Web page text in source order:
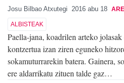
Josu Bilbao Atxutegi 2016 abu 18
ALBISTEAK
Paella-jana, koadrilen arteko
kontzertua izan ziren eguneko
sokamuturrarekin batera. Gainera,
ere aldarrikatu zituen talde gaz…